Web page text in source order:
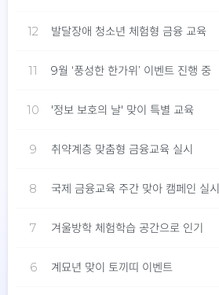
12 발달장애 청소년 체험형 금융 교육
11 9월 ‘풍성한 한가위’ 이벤트 진행 중
10 '정보 보호의 날' 맞이 특별 교육
9 취약계층 맞춤형 금융교육 실시
8 국제 금융교육 주간 맞아 캠페인 실시
7 겨울방학 체험학습 공간으로 인기
6 계묘년 맞이 토끼띠 이벤트